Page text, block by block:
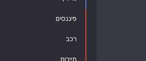
פיננסים
רכב
תיירות